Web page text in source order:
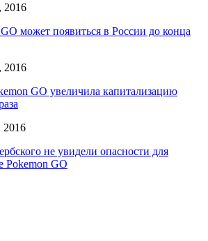
2016
может появиться в России до конца
2016
GO увеличила капитализацию
не увидели опасности для
Pokemon GO